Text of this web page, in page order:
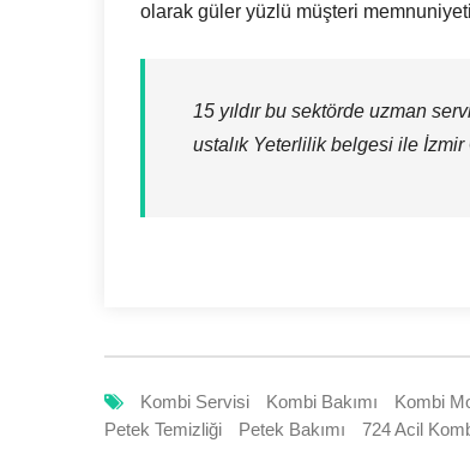
olarak güler yüzlü müşteri
15 yıldır bu sektörde uzman
ustalık Yeterlilik belgesi ile
Kombi Servisi Kombi Bakımı Kombi
Petek Temizliği
Petek Bakımı 724 Acil